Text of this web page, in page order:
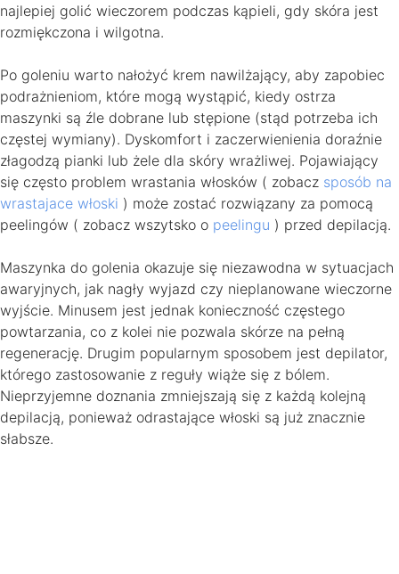
najlepiej golić wieczorem podczas kąpieli, gdy skóra jest
rozmiękczona i wilgotna.
Po goleniu warto nałożyć krem nawilżający, aby zapobiec
podrażnieniom, które mogą wystąpić, kiedy ostrza
maszynki są źle dobrane lub stępione (stąd potrzeba ich
częstej wymiany). Dyskomfort i zaczerwienienia doraźnie
złagodzą pianki lub żele dla skóry wrażliwej. Pojawiający
się często problem wrastania włosków ( zobacz sposób na
wrastajace włoski ) może zostać rozwiązany za pomocą
peelingów ( zobacz wszytsko o peelingu ) przed depilacją.
Maszynka do golenia okazuje się niezawodna w sytuacjach
awaryjnych, jak nagły wyjazd czy nieplanowane wieczorne
wyjście. Minusem jest jednak konieczność częstego
powtarzania, co z kolei nie pozwala skórze na pełną
regenerację. Drugim popularnym sposobem jest depilator,
którego zastosowanie z reguły wiąże się z bólem.
Nieprzyjemne doznania zmniejszają się z każdą kolejną
depilacją, ponieważ odrastające włoski są już znacznie
słabsze.